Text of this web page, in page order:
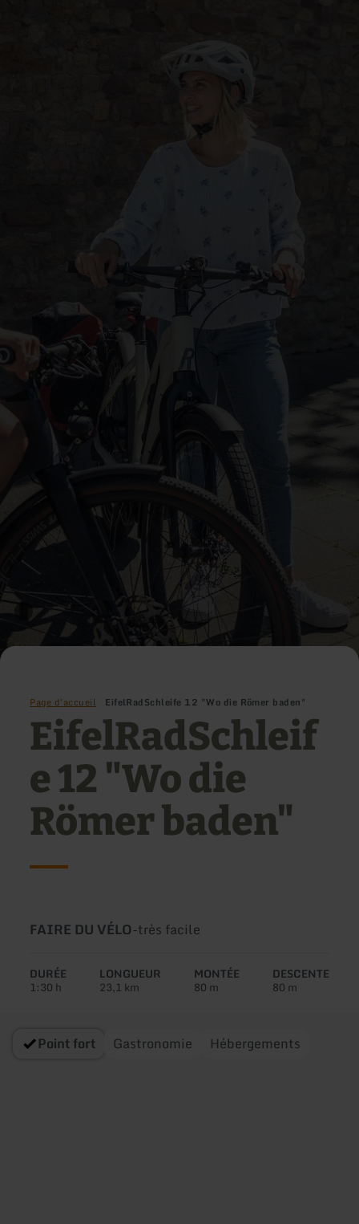
Page d'accueil EifelRadSchleife 12 "Wo die Römer baden"
EifelRadSchleif
e 12 "Wo die
Römer baden"
Type
circuit:
FAIRE DU VÉLO-Difficulté:
très facile
DURÉE
1:30 h
LONGUEUR
23,1 km
MONTÉE
80 m
DESCENTE
80 m
Point fort Gastronomie Hébergements